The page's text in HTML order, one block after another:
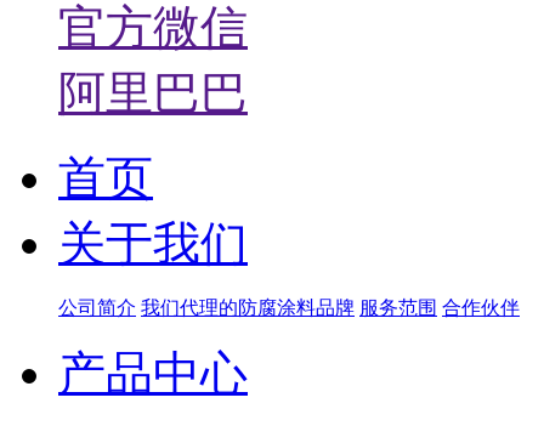
官方微信
阿里巴巴
首页
关于我们
公司简介 我们代理的防腐涂料品牌 服务范围 合作伙伴
产品中心